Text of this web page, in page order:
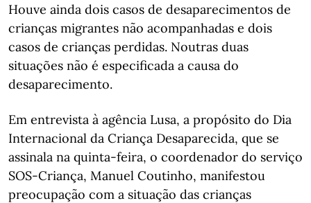
Houve ainda dois casos de desaparecimentos de
crianças migrantes não acompanhadas e dois
casos de crianças perdidas. Noutras duas
situações não é especificada a causa do
desaparecimento.
Em entrevista à agência Lusa, a propósito do Dia
Internacional da Criança Desaparecida, que se
assinala na quinta-feira, o coordenador do serviço
SOS-Criança, Manuel Coutinho, manifestou
preocupação com a situação das crianças